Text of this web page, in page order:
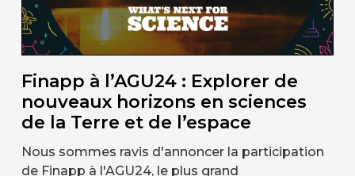
Finapp à l’AGU24 : Explorer de
nouveaux horizons en sciences
de la Terre et de l’espace
Nous sommes ravis d'annoncer la participation
de Finapp à l'AGU24, le plus grand